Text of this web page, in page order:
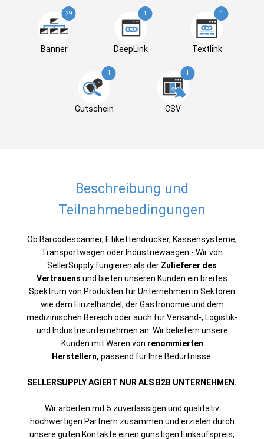
29
Banner
1
DeepLink
1
Textlink
1
Gutschein
1
CSV
Beschreibung und
Teilnahmebedingungen
Ob Barcodescanner, Etikettendrucker, Kassensysteme,
Transportwagen oder Industriewaagen - Wir von
SellerSupply fungieren als der Zulieferer des
Vertrauens und bieten unseren Kunden ein breites
Spektrum von Produkten für Unternehmen in Sektoren
wie dem Einzelhandel, der Gastronomie und dem
medizinischen Bereich oder auch für Versand-, Logistik-
und Industrieunternehmen an. Wir beliefern unsere
Kunden mit Waren von renommierten
Herstellern, passend für Ihre Bedürfnisse.
SELLERSUPPLY AGIERT NUR ALS B2B UNTERNEHMEN.
Wir arbeiten mit 5 zuverlässigen und qualitativ
hochwertigen Partnern zusammen und erzielen durch
unsere guten Kontakte einen günstigen Einkaufspreis,